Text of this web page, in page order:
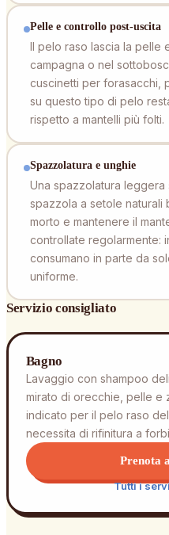
Pelle e controllo post-uscita
Il pelo raso lascia la pelle
campagna o nel
cuscinetti per forasacchi,
su questo tipo di pelo
rispetto a mantelli più folti.
Spazzolatura e unghie
Una spazzolatura
spazzola a setole naturali
morto e mantenere il
controllate regolarmente:
consumano in parte da
uniforme.
Servizio consigliato
Bagno
Lavaggio con shampoo
mirato di orecchie, pelle e
indicato per il pelo raso
necessita di rifinitura a
Prenota
Tutti i